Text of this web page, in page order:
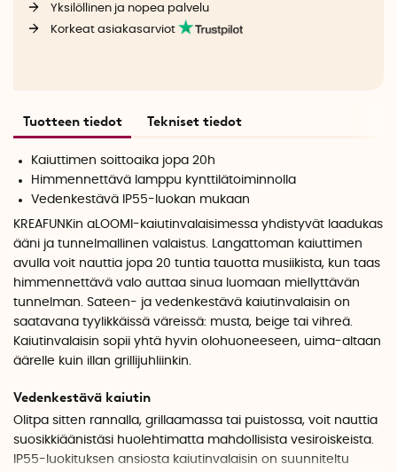
Yksilöllinen ja nopea palvelu
Korkeat asiakasarviot
Tuotteen tiedot Tekniset tiedot
Kaiuttimen soittoaika jopa 20h
Himmennettävä lamppu kynttilätoiminnolla
Vedenkestävä IP55-luokan mukaan
KREAFUNKin aLOOMI-kaiutinvalaisimessa yhdistyvät laadukas
ääni ja tunnelmallinen valaistus. Langattoman kaiuttimen
avulla voit nauttia jopa 20 tuntia tauotta musiikista, kun taas
himmennettävä valo auttaa sinua luomaan miellyttävän
tunnelman. Sateen- ja vedenkestävä kaiutinvalaisin on
saatavana tyylikkäissä väreissä: musta, beige tai vihreä.
Kaiutinvalaisin sopii yhtä hyvin olohuoneeseen, uima-altaan
äärelle kuin illan grillijuhliinkin.
Vedenkestävä kaiutin
Olitpa sitten rannalla, grillaamassa tai puistossa, voit nauttia
suosikkiäänistäsi huolehtimatta mahdollisista vesiroiskeista.
IP55-luokituksen ansiosta kaiutinvalaisin on suunniteltu